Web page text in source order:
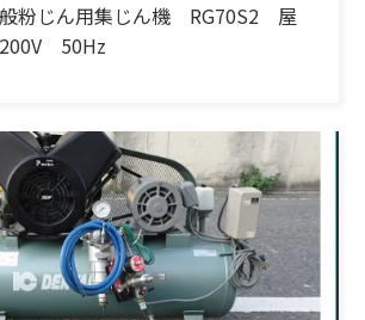
粉じん用集じん機 RG70S2 屋
50Hz